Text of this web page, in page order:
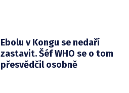
Ebolu v Kongu se nedaří
zastavit. Šéf WHO se o tom
přesvědčil osobně